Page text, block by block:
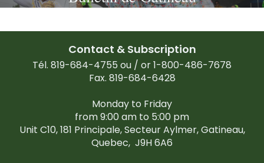
Contact & Subscription
Tél. 819-684-4755 ou / or 1-800-486-7678
Fax. 819-684-6428
Monday to Friday
from 9:00 am to 5:00 pm
Unit C10, 181 Principale, Secteur Aylmer, Gatineau,
Quebec, J9H 6A6